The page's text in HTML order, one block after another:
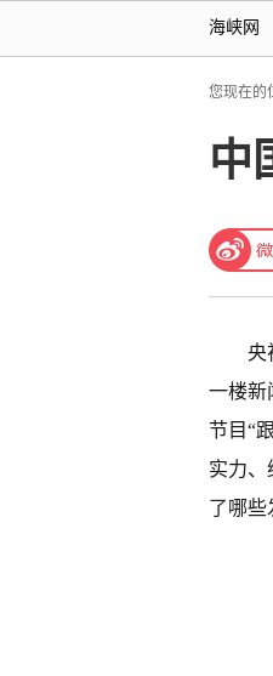
海峡网
您现在的
中
央
一楼新
节目“
实力、
了哪些